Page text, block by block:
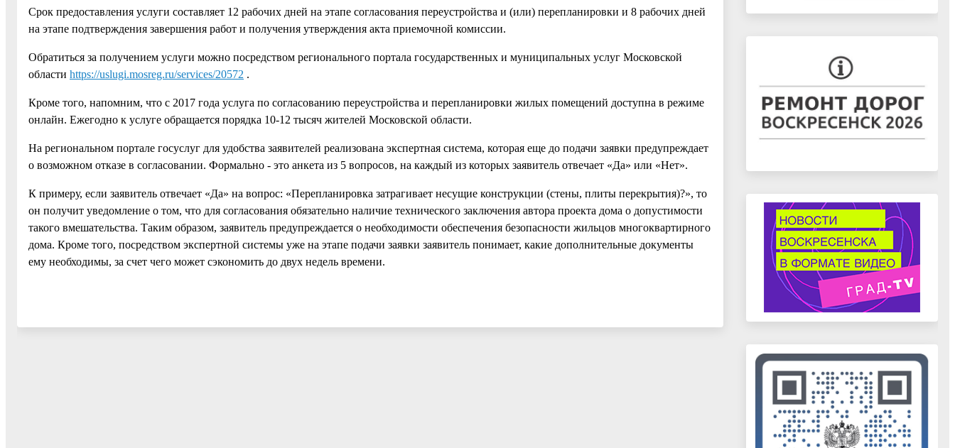
Срок предоставления услуги составляет 12 рабочих дней на этапе согласования переустройства и (или) перепланировки и 8 рабочих дней
на этапе подтверждения завершения работ и получения утверждения акта приемочной комиссии.
Обратиться за получением услуги можно посредством регионального портала государственных и муниципальных услуг Московской
области https://uslugi.mosreg.ru/services/20572 .
Кроме того, напомним, что с 2017 года услуга по согласованию переустройства и перепланировки жилых помещений доступна в режиме
онлайн. Ежегодно к услуге обращается порядка 10-12 тысяч жителей Московской области.
На региональном портале госуслуг для удобства заявителей реализована экспертная система, которая еще до подачи заявки предупреждает
о возможном отказе в согласовании. Формально - это анкета из 5 вопросов, на каждый из которых заявитель отвечает «Да» или «Нет».
К примеру, если заявитель отвечает «Да» на вопрос: «Перепланировка затрагивает несущие конструкции (стены, плиты перекрытия)?», то
он получит уведомление о том, что для согласования обязательно наличие технического заключения автора проекта дома о допустимости
такого вмешательства. Таким образом, заявитель предупреждается о необходимости обеспечения безопасности жильцов многоквартирного
дома. Кроме того, посредством экспертной системы уже на этапе подачи заявки заявитель понимает, какие дополнительные документы
ему необходимы, за счет чего может сэкономить до двух недель времени.